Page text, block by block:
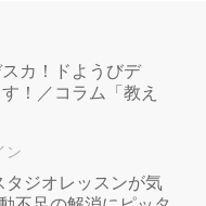
カ！ドようびデ
！／コラム「教え
ン
タジオレッスンが気